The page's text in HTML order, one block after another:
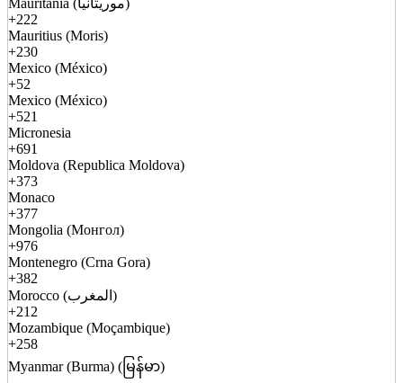
Mauritania (موريتانيا)
+222
Mauritius (Moris)
+230
Mexico (México)
+52
Mexico (México)
+521
Micronesia
+691
Moldova (Republica Moldova)
+373
Monaco
+377
Mongolia (Монгол)
+976
Montenegro (Crna Gora)
+382
Morocco (المغرب)
+212
Mozambique (Moçambique)
+258
Myanmar (Burma) (မြန်မာ)